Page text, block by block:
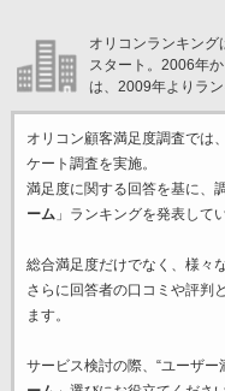
オリコンランキング
スタート。2006年
は、2009年よりラン
オリコン顧客満足度調査では
ケート調査を実施。
満足度に関する回答を基に、
ーム」ランキングを発表して
総合満足度だけでなく、様々
さらに回答者の口コミや評判
ます。
サービス検討の際、“ユーザー